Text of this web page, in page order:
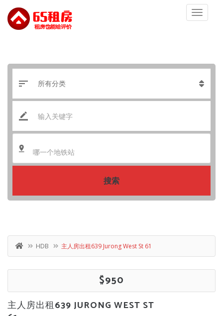
哪一个地铁站
搜索
HDB 主人房出租639 Jurong West St 61
$950
主人房出租639 JURONG WEST ST